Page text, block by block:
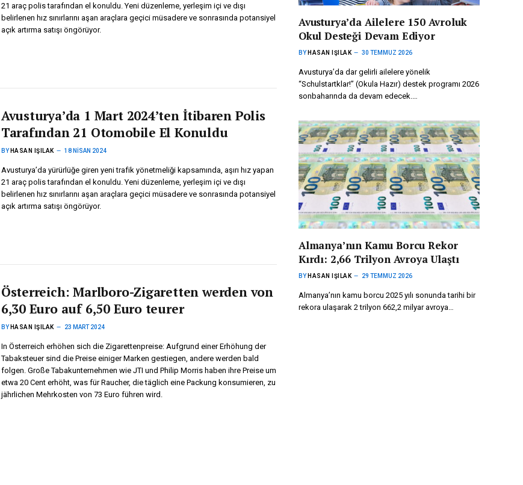
21 araç polis tarafından el konuldu. Yeni düzenleme, yerleşim içi ve dışı
belirlenen hız sınırlarını aşan araçlara geçici müsadere ve sonrasında potansiyel
açık artırma satışı öngörüyor.
Avusturya’da 1 Mart 2024’ten İtibaren Polis
Tarafından 21 Otomobile El Konuldu
BY HASAN IŞILAK 18 NISAN 2024
Avusturya’da yürürlüğe giren yeni trafik yönetmeliği kapsamında, aşırı hız yapan
21 araç polis tarafından el konuldu. Yeni düzenleme, yerleşim içi ve dışı
belirlenen hız sınırlarını aşan araçlara geçici müsadere ve sonrasında potansiyel
açık artırma satışı öngörüyor.
Österreich: Marlboro-Zigaretten werden von
6,30 Euro auf 6,50 Euro teurer
BY HASAN IŞILAK 23 MART 2024
In Österreich erhöhen sich die Zigarettenpreise: Aufgrund einer Erhöhung der
Tabaksteuer sind die Preise einiger Marken gestiegen, andere werden bald
folgen. Große Tabakunternehmen wie JTI und Philip Morris haben ihre Preise um
etwa 20 Cent erhöht, was für Raucher, die täglich eine Packung konsumieren, zu
jährlichen Mehrkosten von 73 Euro führen wird.
Avusturya’da Ailelere 150 Avroluk
Okul Desteği Devam Ediyor
BY HASAN IŞILAK 30 TEMMUZ 2026
Avusturya’da dar gelirli ailelere yönelik
“Schulstartklar!” (Okula Hazır) destek programı 2026
sonbaharında da devam edecek.…
Almanya’nın Kamu Borcu Rekor
Kırdı: 2,66 Trilyon Avroya Ulaştı
BY HASAN IŞILAK 29 TEMMUZ 2026
Almanya’nın kamu borcu 2025 yılı sonunda tarihi bir
rekora ulaşarak 2 trilyon 662,2 milyar avroya…